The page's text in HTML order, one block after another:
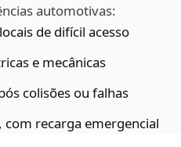
automotivas:
de difícil acesso
e mecânicas
colisões ou falhas
recarga emergencial